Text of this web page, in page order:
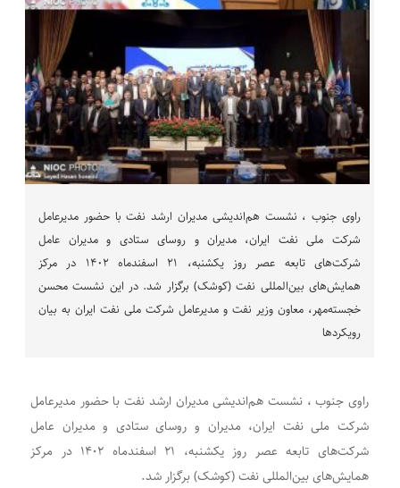
راوی جنوب ، نشست هم‌اندیشی مدیران ارشد نفت با حضور مدیرعامل
شرکت ملی نفت ایران، مدیران و روسای ستادی و مدیران عامل
شرکت‌های تابعه عصر روز یکشنبه، ۲۱ اسفندماه ۱۴۰۲ در مرکز
همایش‌های بین‌المللی نفت (کوشک) برگزار شد. در این نشست محسن
خجسته‌مهر، معاون وزیر نفت و مدیرعامل شرکت ملی نفت ایران به بیان
رویکردها
راوی جنوب ، نشست هم‌اندیشی مدیران ارشد نفت با حضور مدیرعامل
شرکت ملی نفت ایران، مدیران و روسای ستادی و مدیران عامل
شرکت‌های تابعه عصر روز یکشنبه، ۲۱ اسفندماه ۱۴۰۲ در مرکز
همایش‌های بین‌المللی نفت (کوشک) برگزار شد.